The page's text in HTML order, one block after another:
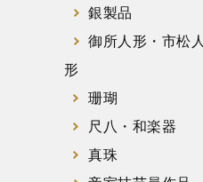
銀製品
御所人形・市松人
形
珊瑚
尺八・和楽器
真珠